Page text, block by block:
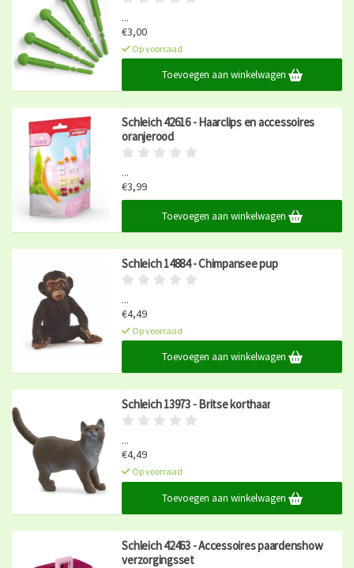
...
€3,00
Op voorraad
Toevoegen aan winkelwagen
Schleich 42616 - Haarclips en accessoires
oranjerood
...
€3,99
Op voorraad
Toevoegen aan winkelwagen
Schleich 14884 - Chimpansee pup
...
€4,49
Op voorraad
Toevoegen aan winkelwagen
Schleich 13973 - Britse korthaar
...
€4,49
Op voorraad
Toevoegen aan winkelwagen
Schleich 42463 - Accessoires paardenshow
verzorgingsset